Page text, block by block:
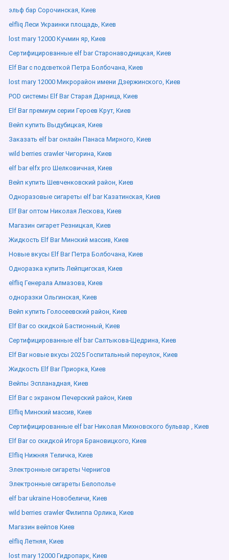
эльф бар Сорочинская, Киев
elfliq Леси Украинки площадь, Киев
lost mary 12000 Кучмин яр, Киев
Сертифицированные elf bar Старонаводницкая, Киев
Elf Bar с подсветкой Петра Болбочана, Киев
lost mary 12000 Микрорайон имени Дзержинского, Киев
POD системы Elf Bar Старая Дарница, Киев
Elf Bar премиум серии Героев Крут, Киев
Вейп купить Выдубицкая, Киев
Заказать elf bar онлайн Панаса Мирного, Киев
wild berries crawler Чигорина, Киев
elf bar elfx pro Шелковичная, Киев
Вейп купить Шевченковский район, Киев
Одноразовые сигареты elf bar Казатинская, Киев
Elf Bar оптом Николая Лескова, Киев
Магазин сигарет Резницкая, Киев
Жидкость Elf Bar Минский массив, Киев
Новые вкусы Elf Bar Петра Болбочана, Киев
Одноразка купить Лейпцигская, Киев
elfliq Генерала Алмазова, Киев
одноразки Ольгинская, Киев
Вейп купить Голосеевский район, Киев
Elf Bar со скидкой Бастионный, Киев
Сертифицированные elf bar Салтыкова-Щедрина, Киев
Elf Bar новые вкусы 2025 Госпитальный переулок, Киев
Жидкость Elf Bar Приорка, Киев
Вейпы Эспланадная, Киев
Elf Bar с экраном Печерский район, Киев
Elfliq Минский массив, Киев
Сертифицированные elf bar Николая Михновского бульвар , Киев
Elf Bar со скидкой Игоря Брановицкого, Киев
Elfliq Нижняя Теличка, Киев
Электронные сигареты Чернигов
Электронные сигареты Белополье
elf bar ukraine Новобеличи, Киев
wild berries crawler Филиппа Орлика, Киев
Магазин вейпов Киев
elfliq Летняя, Киев
lost mary 12000 Гидропарк, Киев